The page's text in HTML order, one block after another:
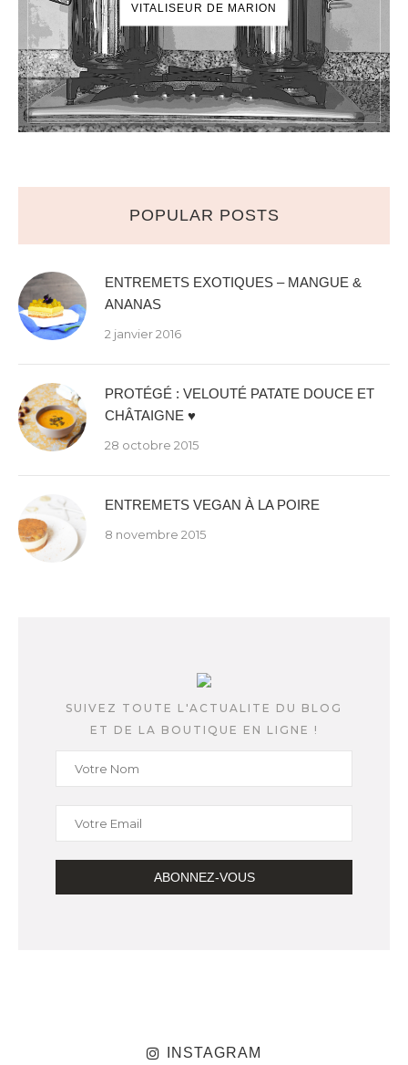
VITALISEUR DE MARION
POPULAR POSTS
ENTREMETS EXOTIQUES – MANGUE &
ANANAS
2 janvier 2016
PROTÉGÉ : VELOUTÉ PATATE DOUCE ET
CHÂTAIGNE ♥
28 octobre 2015
ENTREMETS VEGAN À LA POIRE
8 novembre 2015
SUIVEZ TOUTE L'ACTUALITE DU BLOG
ET DE LA BOUTIQUE EN LIGNE !
INSTAGRAM